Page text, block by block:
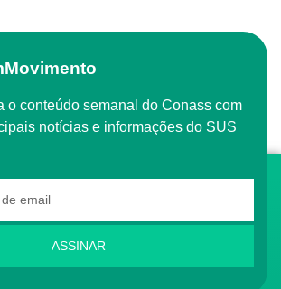
notícias e informações do SUS
ASSINAR